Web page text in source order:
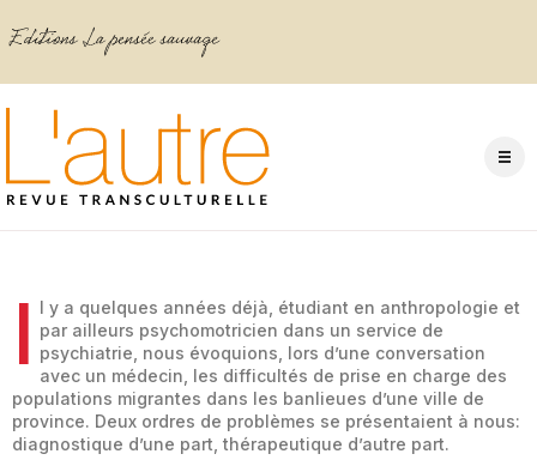
I l y a quelques années déjà, étudiant en anthropologie et
par ailleurs psychomotricien dans un service de
psychiatrie, nous évoquions, lors d’une conversation
avec un médecin, les difficultés de prise en charge des
populations migrantes dans les banlieues d’une ville de
province. Deux ordres de problèmes se présentaient à nous:
diagnostique d’une part, thérapeutique d’autre part.